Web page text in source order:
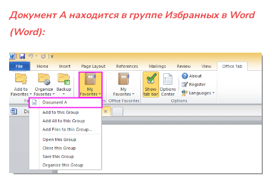
Документ A находится в группе Избранных в Word
(Word):